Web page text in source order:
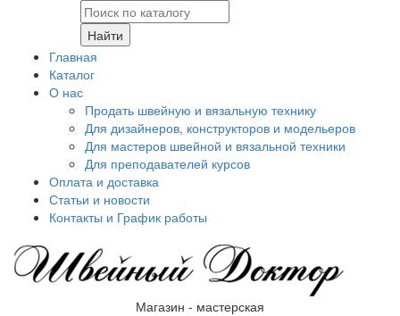
Найти
Главная
Каталог
О нас
Продать швейную и вязальную технику
Для дизайнеров, конструкторов и модельеров
Для мастеров швейной и вязальной техники
Для преподавателей курсов
Оплата и доставка
Статьи и новости
Контакты и График работы
Магазин - мастерская